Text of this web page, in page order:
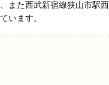
また西武新宿線狭山市駅
います。